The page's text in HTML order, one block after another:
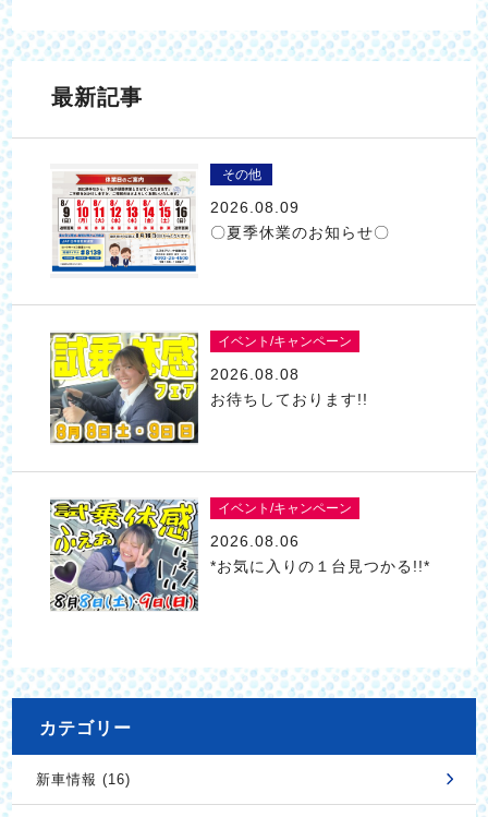
最新記事
その他
2026.08.09
〇夏季休業のお知らせ〇
イベント/キャンペーン
2026.08.08
お待ちしております!!
イベント/キャンペーン
2026.08.06
*お気に入りの１台見つかる!!*
カテゴリー
新車情報 (16)